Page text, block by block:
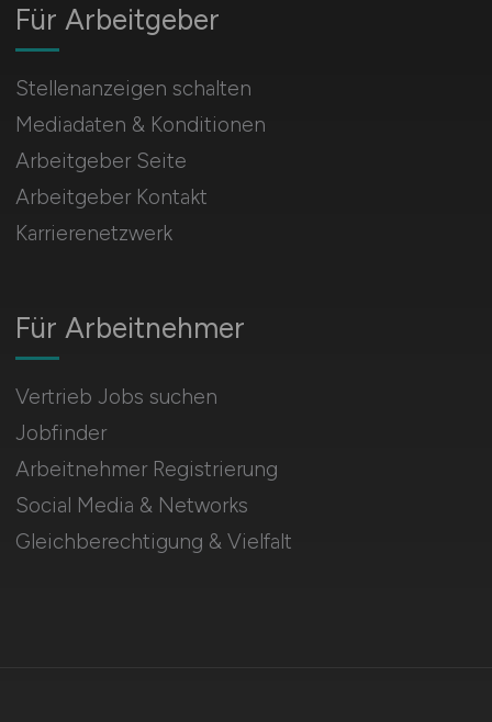
Für Arbeitnehmer
Vertrieb Jobs suchen
Jobfinder
Arbeitnehmer Registrierung
Social Media & Networks
Gleichberechtigung & Vielfalt
Für Arbeitgeber
Stellenanzeigen schalten
Mediadaten & Konditionen
Arbeitgeber Seite
Arbeitgeber Kontakt
Karrierenetzwerk